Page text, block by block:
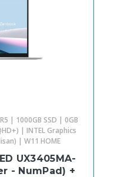
| 1000GB SSD | 0GB
| INTEL Graphics
| W11 HOME
UX3405MA-
- NumPad) +